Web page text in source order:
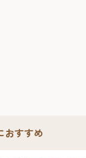
おすすめ